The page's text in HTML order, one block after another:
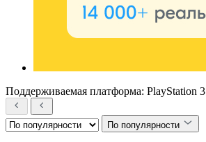
Поддерживаемая платформа: PlayStation 3
По популярности